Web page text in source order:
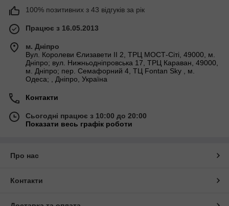
100% позитивних з 43 відгуків за рік
Працює з 16.05.2013
м. Дніпро
Вул. Королеви Єлизавети ІІ 2, ТРЦ МОСТ-Сіті, 49000, м.
Дніпро; вул. Нижньодніпровська 17, ТРЦ Караван, 49000,
м. Дніпро; пер. Семафорний 4, ТЦ Fontan Sky , м.
Одеса; , Дніпро, Україна
Контакти
Сьогодні працює з 10:00 до 20:00
Показати весь графік роботи
Про нас
Контакти